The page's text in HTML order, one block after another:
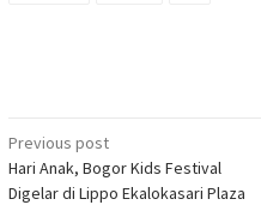
Post
navigation
Previous post
Hari Anak, Bogor Kids Festival
Digelar di Lippo Ekalokasari Plaza